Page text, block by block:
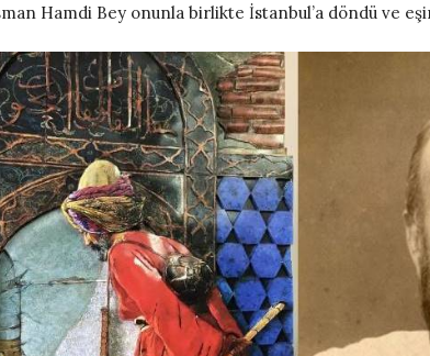
Hamdi Bey onunla birlikte İstanbul’a döndü ve